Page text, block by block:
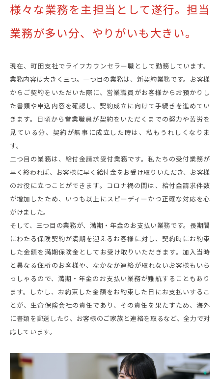
様々な業務を主担当として遂行。 担当
業務が多い分、やりがいも大きい。
現在、町田支社でライフカウンセラー職として勤務しています。
業務内容は大きく三つ。一つ目の業務は、新契約業務です。お客様
からご契約をいただいた際に、営業職員がお客様からお預かりし
た書類や申込内容を確認し、契約成立に向けて手続きを進めてい
きます。日頃から営業職員が契約をいただくまでの努力や苦労を
見ている分、契約が無事に成立した時は、私もうれしくなりま
す。
二つ目の業務は、給付金請求受付業務です。私たちの受付業務が
早く終われば、お客様に早く給付金をお受け取りいただき、お客様
のお役に立つことができます。コロナ禍の間は、給付金請求件数
が増加したため、いつも以上にスピーディーかつ正確な対応を心
がけました。
そして、三つ目の業務が、満期・年金のお支払い業務です。長期間
にわたる保険契約が満期を迎えるお客様に対し、契約時にお約束
した金額を満期保険金としてお受け取りいただきます。加入当時
と異なる住所のお客様や、なかなか連絡が取れないお客様もいら
っしゃるので、満期・年金のお支払い業務が難航することもあり
ます。しかし、お約束した金額をお約束した日にお支払いするこ
とが、生命保険会社の責任であり、その責任を果たすため、海外
に書類を郵送したり、お客様のご家族と連絡を取るなど、全力で対
応しています。